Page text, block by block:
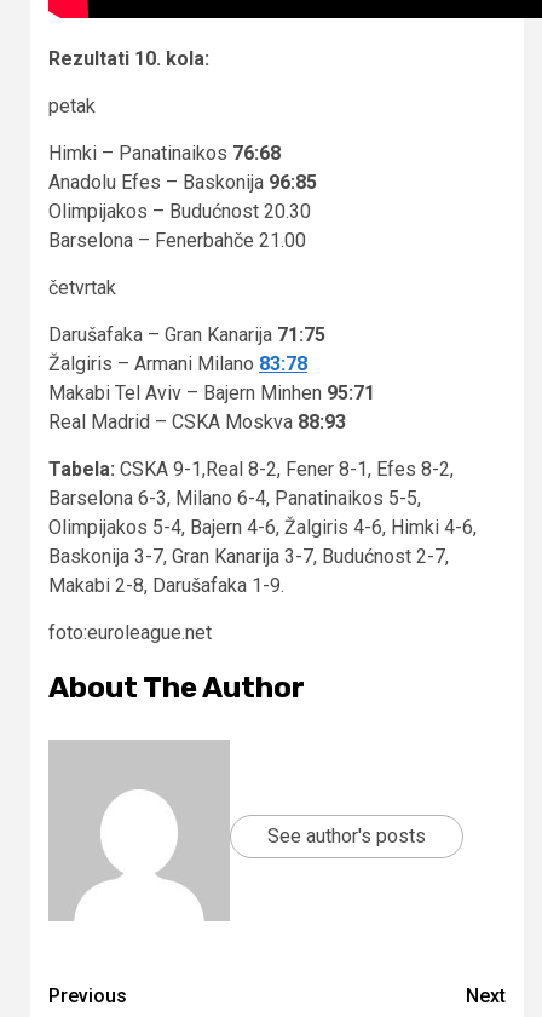
Rezultati 10. kola:
petak
Himki – Panatinaikos 76:68
Anadolu Efes – Baskonija 96:85
Olimpijakos – Budućnost 20.30
Barselona – Fenerbahče 21.00
četvrtak
Darušafaka – Gran Kanarija 71:75
Žalgiris – Armani Milano 83:78
Makabi Tel Aviv – Bajern Minhen 95:71
Real Madrid – CSKA Moskva 88:93
Tabela: CSKA 9-1,Real 8-2, Fener 8-1, Efes 8-2,
Barselona 6-3, Milano 6-4, Panatinaikos 5-5,
Olimpijakos 5-4, Bajern 4-6, Žalgiris 4-6, Himki 4-6,
Baskonija 3-7, Gran Kanarija 3-7, Budućnost 2-7,
Makabi 2-8, Darušafaka 1-9.
foto:euroleague.net
About The Author
See author's posts
Continue
Previous
Next